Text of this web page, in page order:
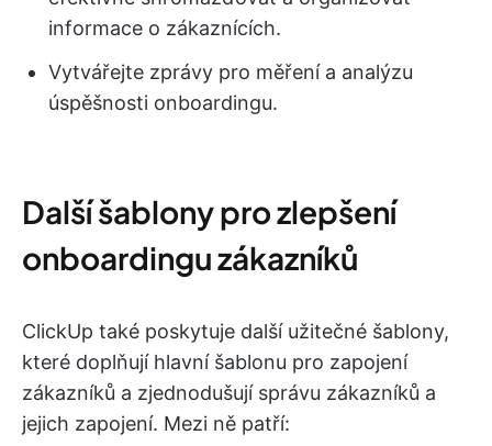
informace o zákaznících.
Vytvářejte zprávy pro měření a analýzu
úspěšnosti onboardingu.
Další šablony pro zlepšení
onboardingu zákazníků
ClickUp také poskytuje další užitečné šablony,
které doplňují hlavní šablonu pro zapojení
zákazníků a zjednodušují správu zákazníků a
jejich zapojení. Mezi ně patří: